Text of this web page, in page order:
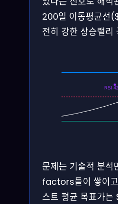
200일 이동평균선
전히 강한 상승랠리
RSI
문제는 기술적 분석
factors들이 쌓이
스트 평균 목표가